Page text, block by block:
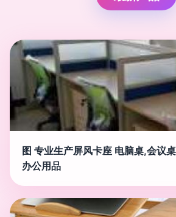
图 专业生产屏风卡座 电脑桌,会议
办公用品